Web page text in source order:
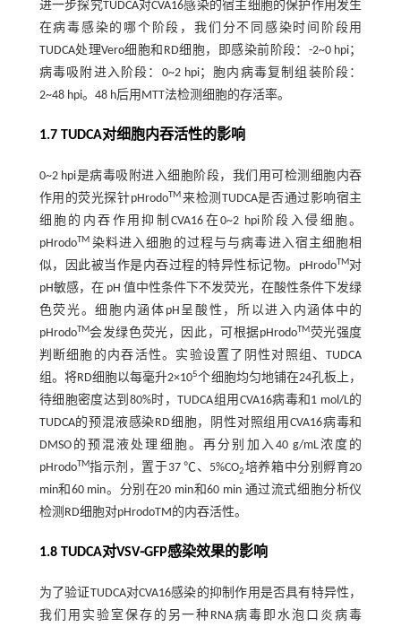
进一步探究TUDCA对CVA16感染的宿主细胞的保护作用发生
在病毒感染的哪个阶段，我们分不同感染时间阶段用
TUDCA处理Vero细胞和RD细胞，即感染前阶段：-2~0 hpi；
病毒吸附进入阶段：0~2 hpi；胞内病毒复制组装阶段：
2~48 hpi。48 h后用MTT法检测细胞的存活率。
1.7 TUDCA对细胞内吞活性的影响
0~2 hpi是病毒吸附进入细胞阶段，我们用可检测细胞内吞
作用的荧光探针pHrodoTM 来检测TUDCA是否通过影响宿主
细胞的内吞作用抑制CVA16在0~2 hpi阶段入侵细胞。
pHrodoTM 染料进入细胞的过程与与病毒进入宿主细胞相
似，因此被当作是内吞过程的特异性标记物。pHrodoTM对
pH敏感，在 pH 值中性条件下不发荧光，在酸性条件下发绿
色荧光。细胞内涵体pH呈酸性，所以进入内涵体中的
pHrodoTM会发绿色荧光，因此，可根据pHrodoTM荧光强度
判断细胞的内吞活性。实验设置了阴性对照组、TUDCA
组。将RD细胞以每毫升2×105个细胞均匀地铺在24孔板上，
待细胞密度达到80%时，TUDCA组用CVA16病毒和1 mol/L的
TUDCA的预混液感染RD细胞，阴性对照组用CVA16病毒和
DMSO的预混液处理细胞。再分别加入40 g/mL浓度的
pHrodoTM指示剂，置于37 ℃、5%CO2培养箱中分别孵育20
min和60 min。分别在20 min和60 min 通过流式细胞分析仪
检测RD细胞对pHrodoTM的内吞活性。
1.8 TUDCA对VSV⁃GFP感染效果的影响
为了验证TUDCA对CVA16感染的抑制作用是否具有特异性，
我们用实验室保存的另一种RNA病毒即水泡口炎病毒